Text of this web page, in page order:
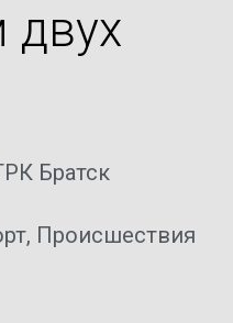
двух
Братск
, Происшествия